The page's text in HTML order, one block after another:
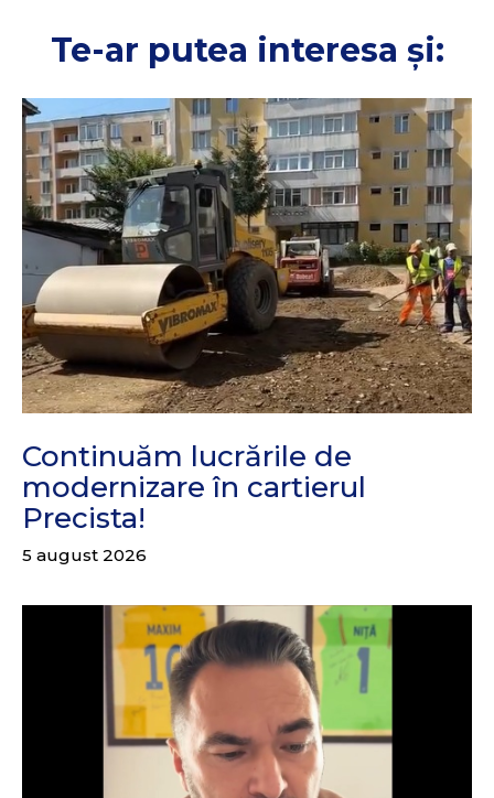
Te-ar putea interesa și:
Continuăm lucrările de
modernizare în cartierul
Precista!
5 august 2026